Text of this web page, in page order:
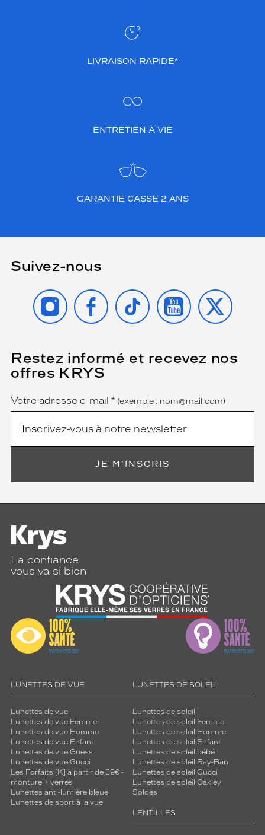
LIVRAISON RAPIDE*
ENTRETIEN À VIE
GARANTIE CASSE 2 ANS
Suivez-nous
INSTAGRAMFACEBOOK
TIKTOK YOUTUBE
X
Restez informé et recevez nos
offres KRYS
Name
Votre adresse e-mail *
(Ce
champ
est
obligatoire)
(exemple : nom@mail.com)
JE M'INSCRIS
La confiance
vous va si bien
LUNETTES DE VUE
Lunettes de vue
Lunettes de vue Femme
Lunettes de vue Homme
Lunettes de vue Enfant
Lunettes de vue Guess
Lunettes de vue Gucci
Les Forfaits [K] à partir de 39€ -
monture + verres
Lunettes anti-lumière bleue
Lunettes de sport à la vue
LUNETTES DE SOLEIL
Lunettes de soleil
Lunettes de soleil Femme
Lunettes de soleil Homme
Lunettes de soleil Enfant
Lunettes de soleil bébé
Lunettes de soleil Ray-Ban
Lunettes de soleil Gucci
Lunettes de soleil Oakley
Soldes
LENTILLES